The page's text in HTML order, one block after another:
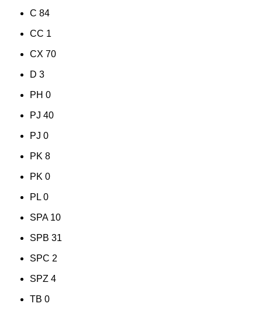
C 84
CC 1
CX 70
D 3
PH 0
PJ 40
PJ 0
PK 8
PK 0
PL 0
SPA 10
SPB 31
SPC 2
SPZ 4
TB 0